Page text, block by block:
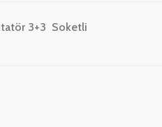
3+3 Soketli